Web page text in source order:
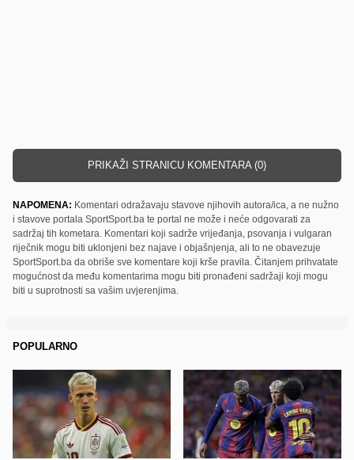
PRIKAŽI STRANICU KOMENTARA (0)
NAPOMENA: Komentari odražavaju stavove njihovih autora/ica, a ne nužno
i stavove portala SportSport.ba te portal ne može i neće odgovarati za
sadržaj tih kometara. Komentari koji sadrže vrijeđanja, psovanja i vulgaran
riječnik mogu biti uklonjeni bez najave i objašnjenja, ali to ne obavezuje
SportSport.ba da obriše sve komentare koji krše pravila. Čitanjem prihvatate
mogućnost da među komentarima mogu biti pronađeni sadržaji koji mogu
biti u suprotnosti sa vašim uvjerenjima.
POPULARNO